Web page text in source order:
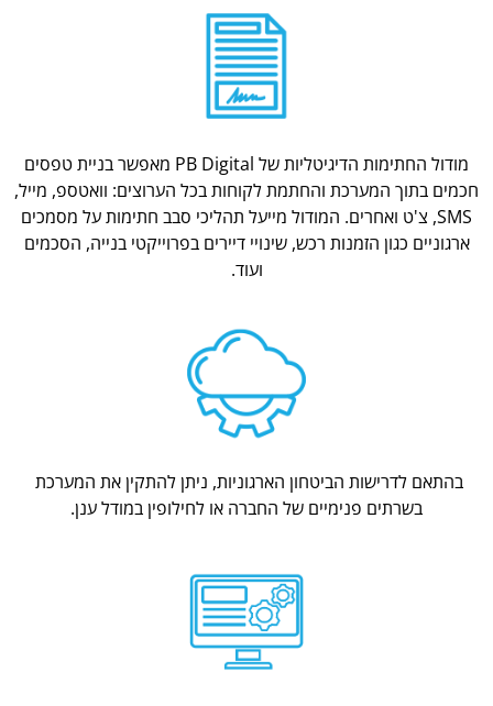
מודול החתימות הדיגיטליות של PB Digital מאפשר בניית טפסים
חכמים בתוך המערכת והחתמת לקוחות בכל הערוצים: וואטספ, מייל,
SMS, צ'ט ואחרים. המודול מייעל תהליכי סבב חתימות על מסמכים
ארגוניים כגון הזמנות רכש, שינויי דיירים בפרוייקטי בנייה, הסכמים
ועוד.
בהתאם לדרישות הביטחון הארגוניות, ניתן להתקין את המערכת
בשרתים פנימיים של החברה או לחילופין במודל ענן.